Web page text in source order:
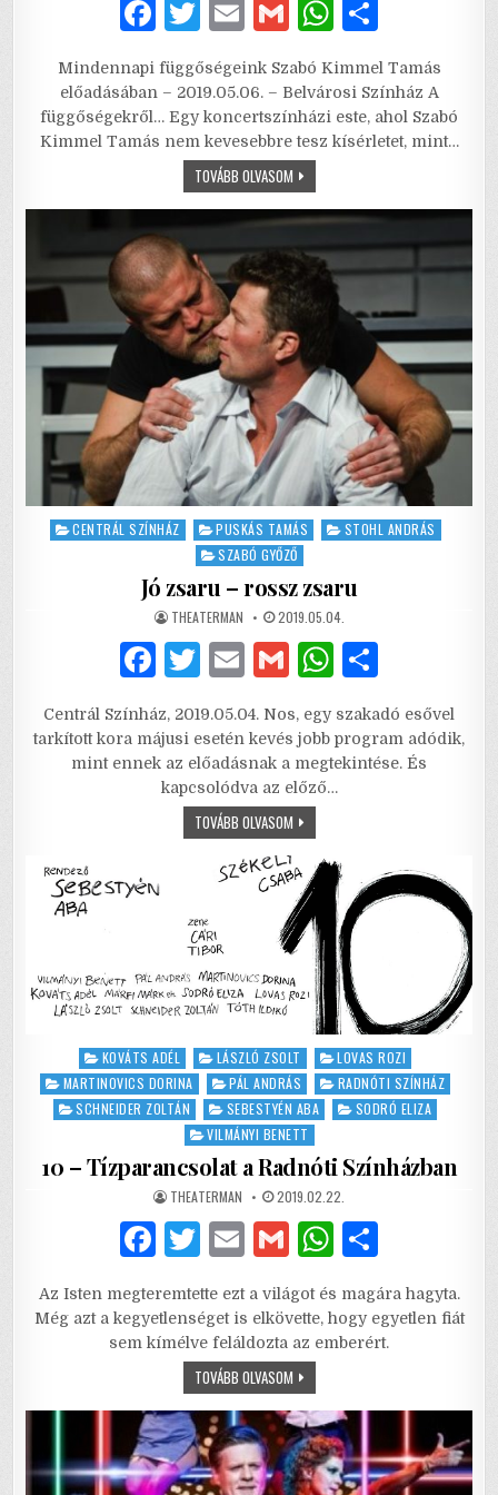
F
c
e
b
o
k
T
it
te
r
E
ai
l
G
ai
l
W
at
s
A
p
ar
e
Mindennapi függőségeink Szabó Kimmel Tamás
előadásában – 2019.05.06. – Belvárosi Színház A
függőségekről… Egy koncertszínházi este, ahol Szabó
Kimmel Tamás nem kevesebbre tesz kísérletet, mint…
TOVÁBB OLVASOMSZÉTTÉPVE
Posted
CENTRÁL SZÍNHÁZ PUSKÁS TAMÁS
STOHL ANDRÁS
SZABÓ GYŐZŐ
Jó zsaru – rossz zsaru
AUTHOR:
THEATERMAN PUBLISHED
DATE:
2019.05.04.
F
c
e
b
T
it
te
r
E
ai
l
G
ai
l
W
at
s
p
ar
e
Centrál Színház, 2019.05.04. Nos, egy szakadó esővel
tarkított kora májusi esetén kevés jobb program adódik,
mint ennek az előadásnak a megtekintése. És
kapcsolódva az előző…
TOVÁBB OLVASOMJÓ
ZSARU
ROSSZ
ZSARU
Posted
in
KOVÁTS ADÉL LÁSZLÓ ZSOLT
LOVAS ROZI
MARTINOVICS DORINA
PÁL ANDRÁS
RADNÓTI SZÍNHÁZ
SCHNEIDER ZOLTÁN
SEBESTYÉN ABA
SODRÓ ELIZA
VILMÁNYI BENETT
10 – Tízparancsolat a Radnóti Színházban
AUTHOR:
THEATERMAN PUBLISHED
DATE:
2019.02.22.
F
c
e
o
o
T
it
te
r
E
ai
l
G
ai
l
W
at
s
p
p
ar
e
Az Isten megteremtette ezt a világot és magára hagyta.
Még azt a kegyetlenséget is elkövette, hogy egyetlen fiát
sem kímélve feláldozta az emberért.
TOVÁBB OLVASOM10
–
A
RADNÓTI
SZÍNHÁZBAN